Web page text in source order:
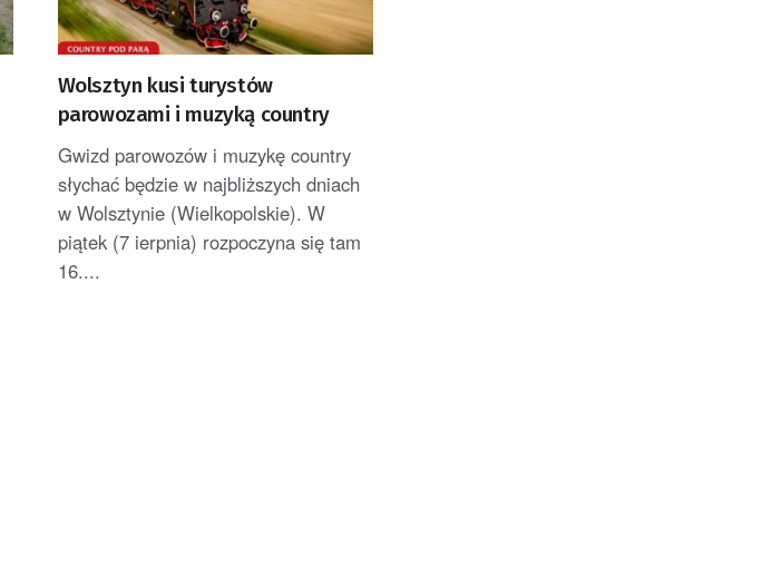
Wolsztyn kusi turystów
parowozami i muzyką country
Gwizd parowozów i muzykę country
słychać będzie w najbliższych dniach
w Wolsztynie (Wielkopolskie). W
piątek (7 ierpnia) rozpoczyna się tam
16....